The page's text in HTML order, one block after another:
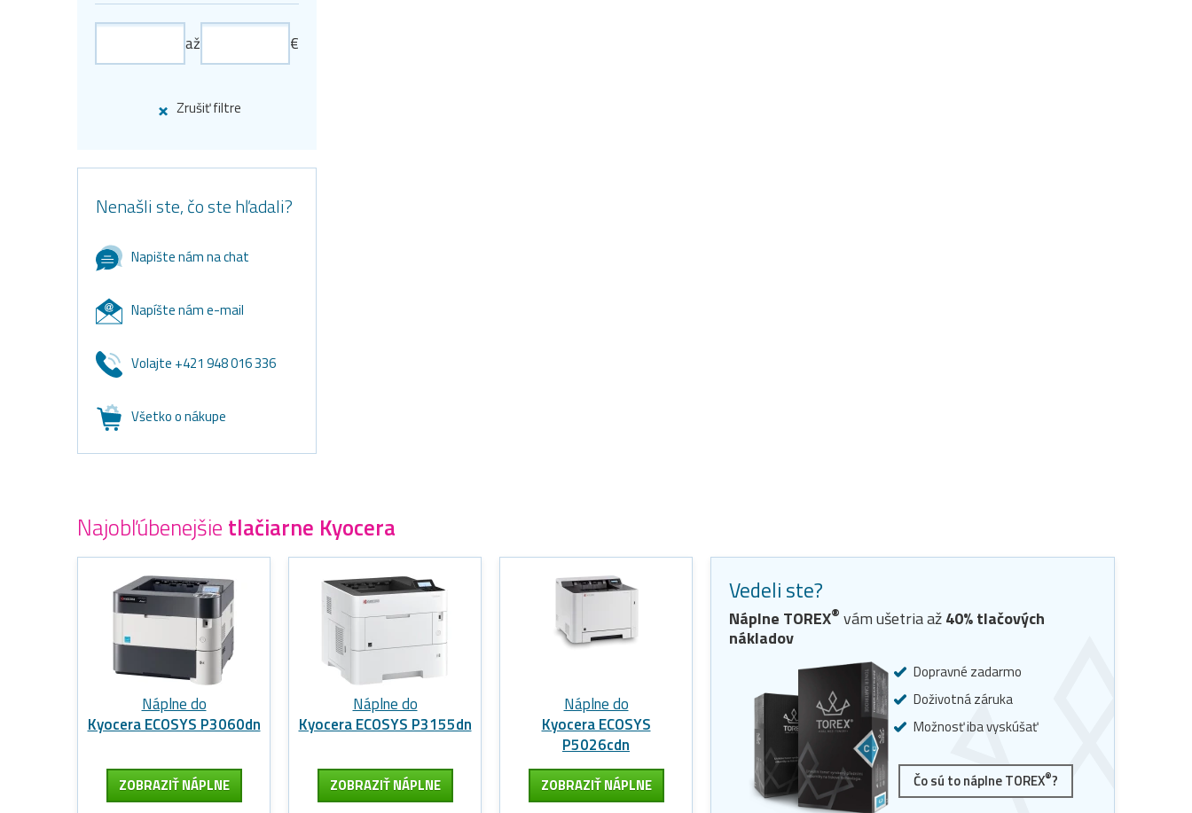
až €
Zrušiť filtre
Nenašli ste, čo ste hľadali?
Napište nám na chat
Napíšte nám e-mail
Volajte +421 948 016 336
Všetko o nákupe
Najobľúbenejšie tlačiarne Kyocera
Náplne do
Kyocera ECOSYS P3060dn
ZOBRAZIŤ NÁPLNE
Náplne do
Kyocera ECOSYS P3155dn
ZOBRAZIŤ NÁPLNE
Náplne do
Kyocera ECOSYS
P5026cdn
ZOBRAZIŤ NÁPLNE
Vedeli ste?
Náplne TOREX® vám ušetria až40% tlačových
nákladov
Dopravné zadarmo
Doživotná záruka
Možnosť iba vyskúšať
Čo sú to náplne TOREX®?